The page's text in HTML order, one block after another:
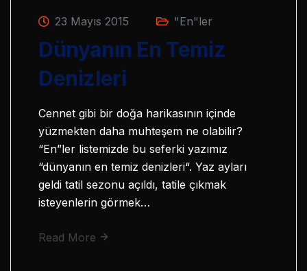
23 Mayıs 2015 "En"ler
Dünyanın En Temiz
Denizleri
Cennet gibi bir doğa harikasının içinde
yüzmekten daha muhteşem ne olabilir?
“En”ler listemizde bu seferki yazımız
“dünyanın en temiz denizleri“. Yaz ayları
geldi tatil sezonu açıldı, tatile çıkmak
isteyenlerin görmek…
Read More